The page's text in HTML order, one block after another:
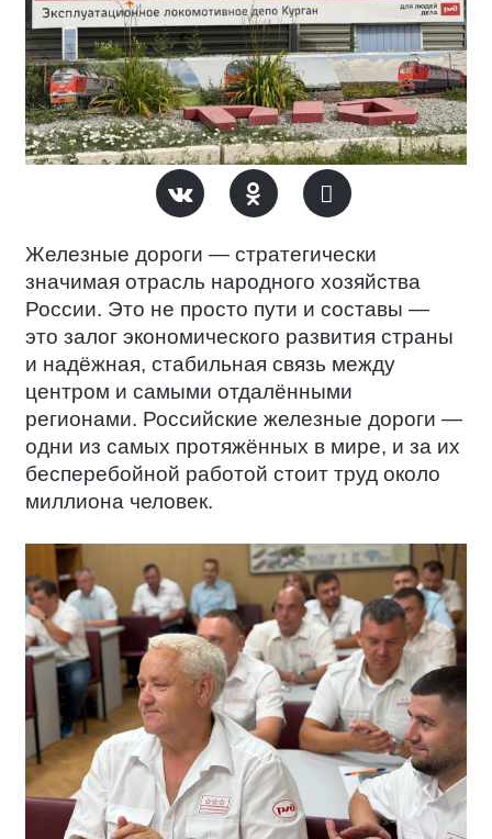
Железные дороги — стратегически
значимая отрасль народного хозяйства
России. Это не просто пути и составы —
это залог экономического развития страны
и надёжная, стабильная связь между
центром и самыми отдалёнными
регионами. Российские железные дороги —
одни из самых протяжённых в мире, и за их
бесперебойной работой стоит труд около
миллиона человек.